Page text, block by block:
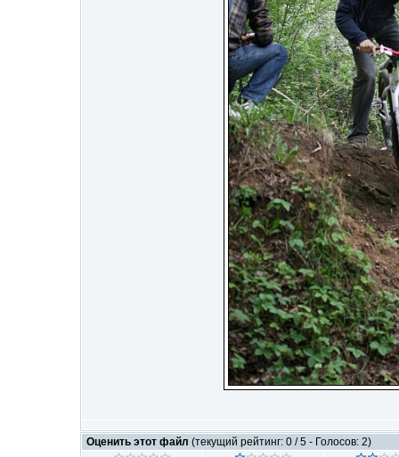
Оценить этот файл (текущий рейтинг: 0 / 5 - Голосов: 2)